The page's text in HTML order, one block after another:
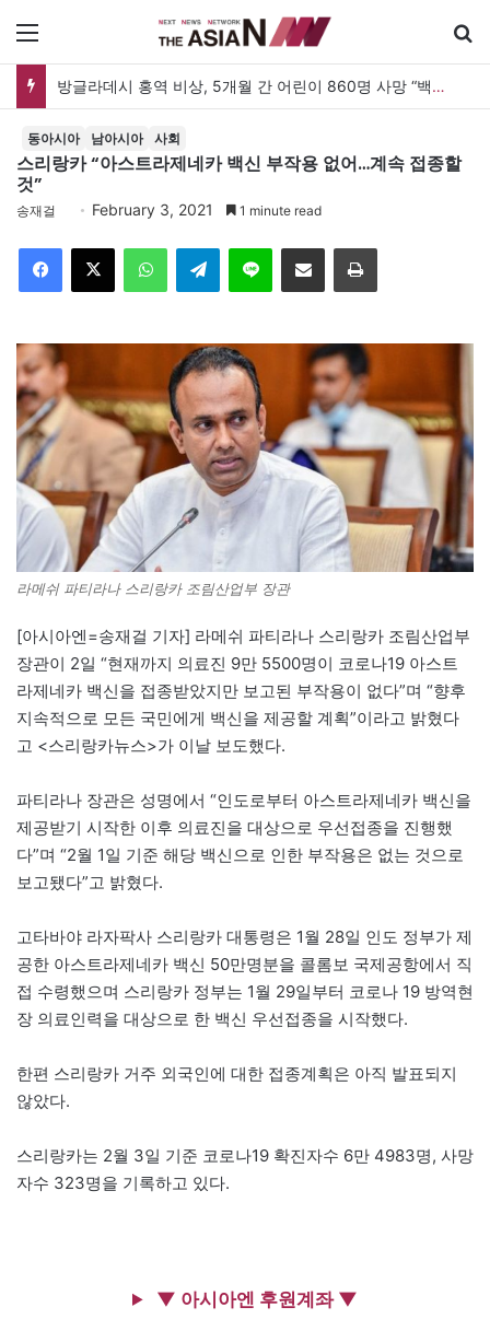
방글라데시 홍역 비상, 5개월 간 어린이 860명 사망 “백신 조달 시스템 변경이 화근”
동아시아 남아시아 사회
스리랑카 “아스트라제네카 백신 부작용 없어…계속 접종할
것”
송재걸 February 3, 2021 1 minute read
Telegram 이메일
라메쉬 파티라나 스리랑카 조림산업부 장관
[아시아엔=송재걸 기자] 라메쉬 파티라나 스리랑카 조림산업부
장관이 2일 “현재까지 의료진 9만 5500명이 코로나19 아스트
라제네카 백신을 접종받았지만 보고된 부작용이 없다”며 “향후
지속적으로 모든 국민에게 백신을 제공할 계획”이라고 밝혔다
고 <스리랑카뉴스>가 이날 보도했다.
파티라나 장관은 성명에서 “인도로부터 아스트라제네카 백신을
제공받기 시작한 이후 의료진을 대상으로 우선접종을 진행했
다”며 “2월 1일 기준 해당 백신으로 인한 부작용은 없는 것으로
보고됐다”고 밝혔다.
고타바야 라자팍사 스리랑카 대통령은 1월 28일 인도 정부가 제
공한 아스트라제네카 백신 50만명분을 콜롬보 국제공항에서 직
접 수령했으며 스리랑카 정부는 1월 29일부터 코로나 19 방역현
장 의료인력을 대상으로 한 백신 우선접종을 시작했다.
한편 스리랑카 거주 외국인에 대한 접종계획은 아직 발표되지
않았다.
스리랑카는 2월 3일 기준 코로나19 확진자수 6만 4983명, 사망
자수 323명을 기록하고 있다.
▼ 아시아엔 후원계좌 ▼